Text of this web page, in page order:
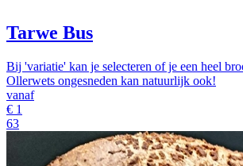
Tarwe Bus
Bij 'variatie' kan je selecteren of je een heel
Ollerwets ongesneden kan natuurlijk ook!
vanaf
€ 1
63